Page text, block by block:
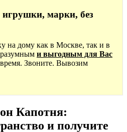
марки, без
на дому как в Москве, так и в
и выгодным для Вас
Звоните. Вывозим
Капотня:
и получите